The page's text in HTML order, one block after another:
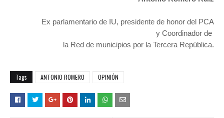
Ex parlamentario de IU, presidente de honor del PCA
y Coordinador de
la Red de municipios por la Tercera República.
Tags ANTONIO ROMERO OPINIÓN